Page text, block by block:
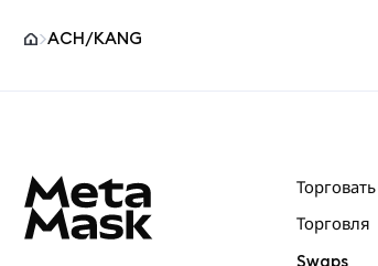
ACH/KANG
Торговать
Торговля
Swaps